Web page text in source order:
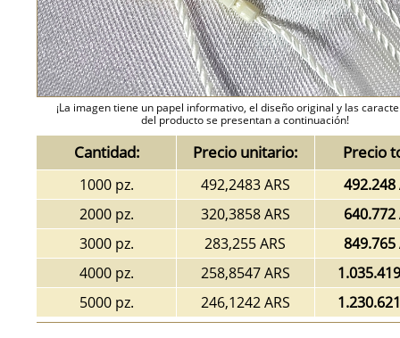
¡La imagen tiene un papel informativo, el diseño original y las
del producto se presentan a continuación!
Cantidad: Precio unitario: Precio
1000 pz. 492,2483 ARS
492.248
2000 pz.
320,3858 ARS
640.772
3000 pz.
283,255 ARS
849.765
4000 pz.
258,8547 ARS
5000 pz.
246,1242 ARS